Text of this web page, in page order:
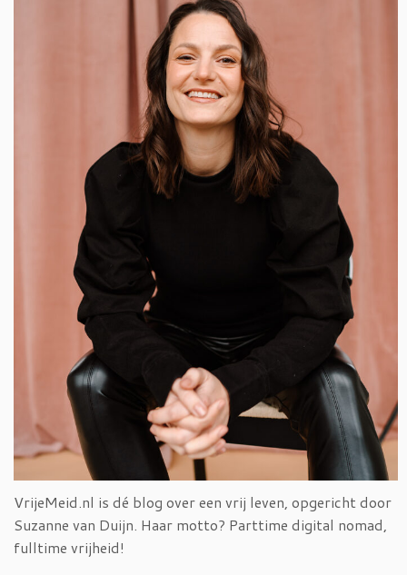
VrijeMeid.nl is dé blog over een vrij leven, opgericht door
Suzanne van Duijn. Haar motto? Parttime digital nomad,
fulltime vrijheid!